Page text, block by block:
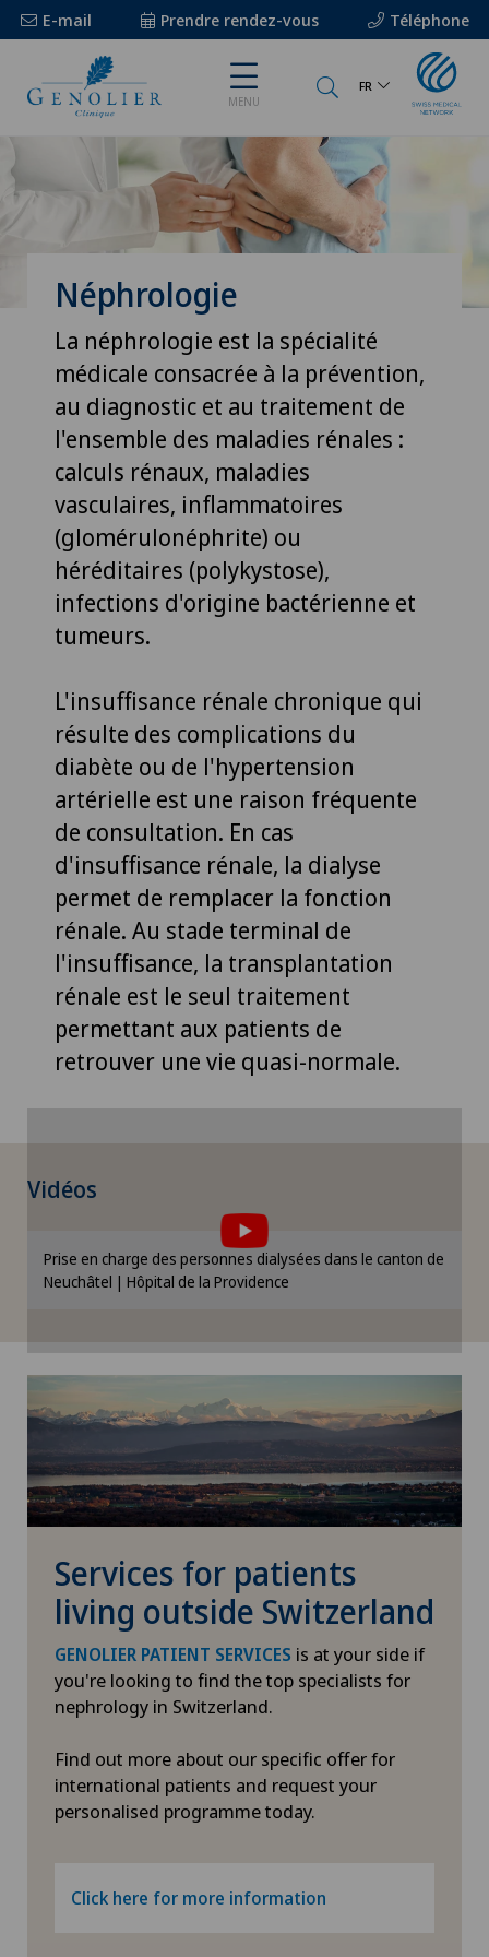
E-mail Prendre rendez-vous Téléphone
MENU
FR
Néphrologie
La néphrologie est la spécialité
médicale consacrée à la prévention,
au diagnostic et au traitement de
l'ensemble des maladies rénales :
calculs rénaux, maladies
vasculaires, inflammatoires
(glomérulonéphrite) ou
héréditaires (polykystose),
infections d'origine bactérienne et
tumeurs.
L'insuffisance rénale chronique qui
résulte des complications du
diabète ou de l'hypertension
artérielle est une raison fréquente
de consultation. En cas
d'insuffisance rénale, la dialyse
permet de remplacer la fonction
rénale. Au stade terminal de
l'insuffisance, la transplantation
rénale est le seul traitement
permettant aux patients de
retrouver une vie quasi-normale.
Vidéos
Pour pouvoir afficher ce contenu, vous devez
Veuillez activer l’option correspondante dans les
paramètres des cookies.
Prise en charge des personnes dialysées dans le canton de
Neuchâtel | Hôpital de la Providence
Services for patients
living outside Switzerland
GENOLIER PATIENT SERVICES is at your side if
you're looking to find the top specialists for
nephrology in Switzerland.
Find out more about our specific offer for
international patients and request your
personalised programme today.
Click here for more information